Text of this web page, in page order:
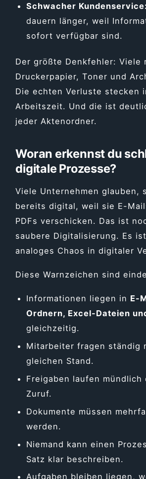
Schwacher Kundenservice:
dauern länger, weil
sofort verfügbar sind.
Der größte Denkfehler: Viele
Druckerpapier, Toner und
Die echten Verluste stecken
Arbeitszeit. Und die ist
jeder Aktenordner.
Woran erkennst du
digitale Prozesse?
Viele Unternehmen glauben,
bereits digital, weil sie E-
PDFs verschicken. Das ist
saubere Digitalisierung. Es
analoges Chaos in digitaler
Diese Warnzeichen sind
Informationen liegen in E-
Ordnern, Excel-Dateien
gleichzeitig.
Mitarbeiter fragen ständig
gleichen Stand.
Freigaben laufen mündlich
Zuruf.
Dokumente müssen
werden.
Niemand kann einen
Satz klar beschreiben.
Aufgaben bleiben liegen,